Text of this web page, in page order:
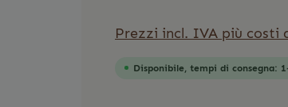
Prezzi incl. IVA più costi
Disponibile, tempi di consegna: